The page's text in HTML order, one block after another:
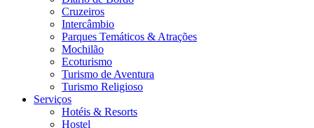
Cruzeiros
Intercâmbio
Parques Temáticos & Atrações
Mochilão
Ecoturismo
Turismo de Aventura
Turismo Religioso
Serviços
Hotéis & Resorts
Hostel